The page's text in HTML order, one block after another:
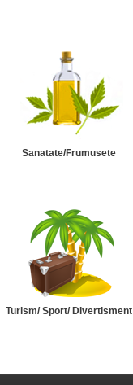
Sanatate/Frumusete
Turism/ Sport/ Divertisment